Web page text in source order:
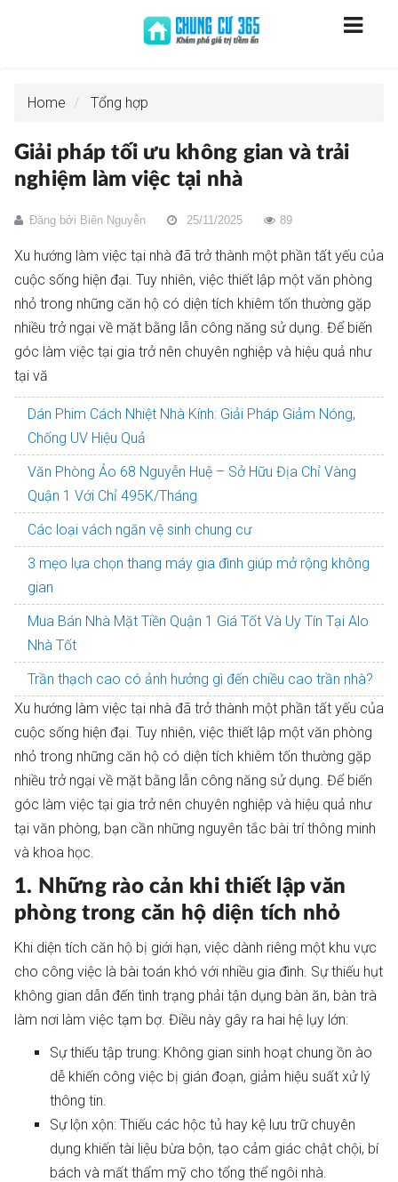
Home Tổng hợp
Giải pháp tối ưu không gian và trải
nghiệm làm việc tại nhà
Đăng bởi Biên Nguyễn 25/11/2025 89
Xu hướng làm việc tại nhà đã trở thành một phần tất yếu của
cuộc sống hiện đại. Tuy nhiên, việc thiết lập một văn phòng
nhỏ trong những căn hộ có diện tích khiêm tốn thường gặp
nhiều trở ngại về mặt bằng lẫn công năng sử dụng. Để biến
góc làm việc tại gia trở nên chuyên nghiệp và hiệu quả như
tại vă
Dán Phim Cách Nhiệt Nhà Kính: Giải Pháp Giảm Nóng,
Chống UV Hiệu Quả
Văn Phòng Ảo 68 Nguyễn Huệ – Sở Hữu Địa Chỉ Vàng
Quận 1 Với Chỉ 495K/Tháng
Các loại vách ngăn vệ sinh chung cư
3 mẹo lựa chọn thang máy gia đình giúp mở rộng không
gian
Mua Bán Nhà Mặt Tiền Quận 1 Giá Tốt Và Uy Tín Tại Alo
Nhà Tốt
Trần thạch cao có ảnh hưởng gì đến chiều cao trần nhà?
Xu hướng làm việc tại nhà đã trở thành một phần tất yếu của
cuộc sống hiện đại. Tuy nhiên, việc thiết lập một văn phòng
nhỏ trong những căn hộ có diện tích khiêm tốn thường gặp
nhiều trở ngại về mặt bằng lẫn công năng sử dụng. Để biến
góc làm việc tại gia trở nên chuyên nghiệp và hiệu quả như
tại văn phòng, bạn cần những nguyên tắc bài trí thông minh
và khoa học.
1. Những rào cản khi thiết lập văn
phòng trong căn hộ diện tích nhỏ
Khi diện tích căn hộ bị giới hạn, việc dành riêng một khu vực
cho công việc là bài toán khó với nhiều gia đình. Sự thiếu hụt
không gian dẫn đến tình trạng phải tận dụng bàn ăn, bàn trà
làm nơi làm việc tạm bợ. Điều này gây ra hai hệ lụy lớn:
Sự thiếu tập trung: Không gian sinh hoạt chung ồn ào
dễ khiến công việc bị gián đoạn, giảm hiệu suất xử lý
thông tin.
Sự lộn xộn: Thiếu các hộc tủ hay kệ lưu trữ chuyên
dụng khiến tài liệu bừa bộn, tạo cảm giác chật chội, bí
bách và mất thẩm mỹ cho tổng thể ngôi nhà.